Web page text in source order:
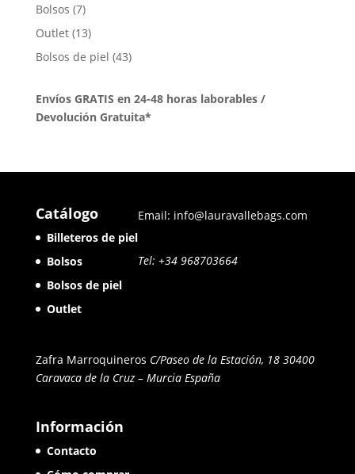
Bolsos 77
productos
Outlet 1313
productos
Bolsos de piel 4343
Envíos GRATIS en 24-48 horas laborables /
Devolución Gratuita*
Catálogo
Billeteros de piel
Bolsos
Bolsos de piel
Outlet
Email: info@lauravallebags.com
Tel: +34 968703664
Zafra Marroquineros C/Paseo de la Estación, 18 30400
Caravaca de la Cruz – Murcia España
Información
Contacto